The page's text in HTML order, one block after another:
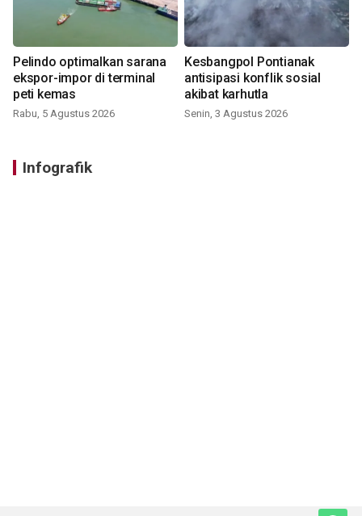
Pelindo optimalkan sarana
ekspor-impor di terminal
peti kemas
Rabu, 5 Agustus 2026
Kesbangpol Pontianak
antisipasi konflik sosial
akibat karhutla
Senin, 3 Agustus 2026
Infografik